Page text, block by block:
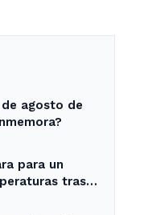
agosto de
para un
tras